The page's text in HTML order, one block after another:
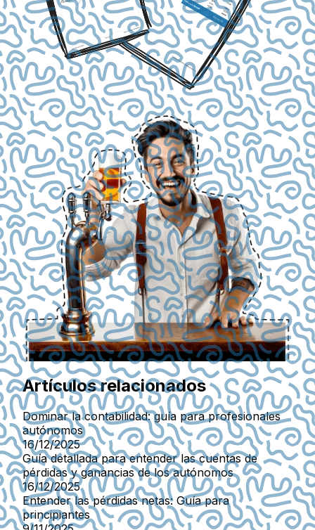
Artículos relacionados
Dominar la contabilidad: guía para profesionales
autónomos
16/12/2025
Guía detallada para entender las cuentas de
pérdidas y ganancias de los autónomos
16/12/2025
Entender las pérdidas netas: Guía para
principiantes